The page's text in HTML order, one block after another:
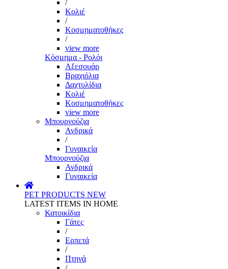
/
Κολιέ
/
Κοσμηματοθήκες
/
view more
Κόσμημα - Ρολόι
Αξεσουάρ
Βραχιόλια
Δαχτυλίδια
Κολιέ
Κοσμηματοθήκες
view more
Μπουρνούζια
Ανδρικά
/
Γυναικεία
Μπουρνούζια
Ανδρικά
Γυναικεία
PET PRODUCTS NEW
LATEST ITEMS IN HOME
Κατοικίδια
Γάτες
/
Ερπετά
/
Πτηνά